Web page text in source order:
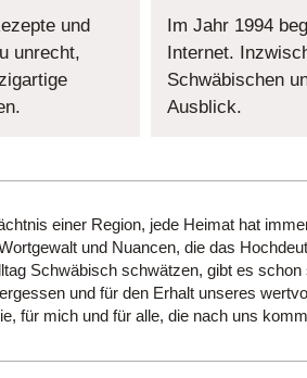
und
unrecht,
Im Jahr 1994
Internet.
Schwäbischen
Ausblick.
einer Region, jede Heimat hat
und Nuancen, die das
Schwäbisch schwätzen, gibt es
und für den Erhalt unseres
für mich und für alle, die nach uns